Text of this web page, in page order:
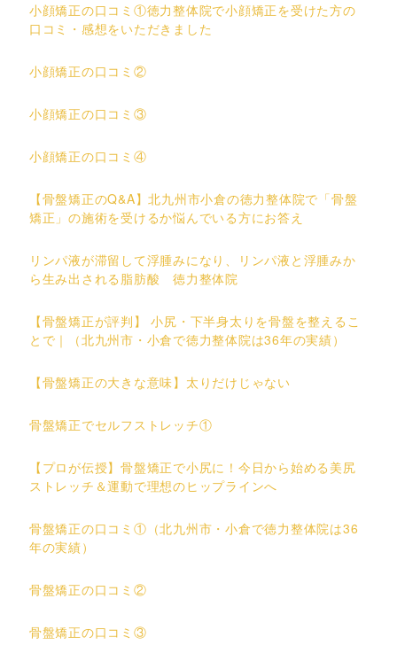
小顔矯正の口コミ①徳力整体院で小顔矯正を受けた方の
口コミ・感想をいただきました
小顔矯正の口コミ②
小顔矯正の口コミ③
小顔矯正の口コミ④
【骨盤矯正のQ&A】北九州市小倉の徳力整体院で「骨盤
矯正」の施術を受けるか悩んでいる方にお答え
リンパ液が滞留して浮腫みになり、リンパ液と浮腫みか
ら生み出される脂肪酸 徳力整体院
【骨盤矯正が評判】 小尻・下半身太りを骨盤を整えるこ
とで｜（北九州市・小倉で徳力整体院は36年の実績）
【骨盤矯正の大きな意味】太りだけじゃない
骨盤矯正でセルフストレッチ①
【プロが伝授】骨盤矯正で小尻に！今日から始める美尻
ストレッチ＆運動で理想のヒップラインへ
骨盤矯正の口コミ①（北九州市・小倉で徳力整体院は36
年の実績）
骨盤矯正の口コミ②
骨盤矯正の口コミ③